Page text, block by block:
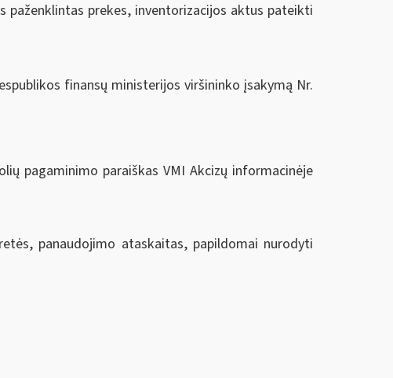
prekes, inventorizacijos aktus pateikti
finansų ministerijos viršininko įsakymą Nr.
pagaminimo paraiškas VMI Akcizų informacinėje
panaudojimo ataskaitas, papildomai nurodyti